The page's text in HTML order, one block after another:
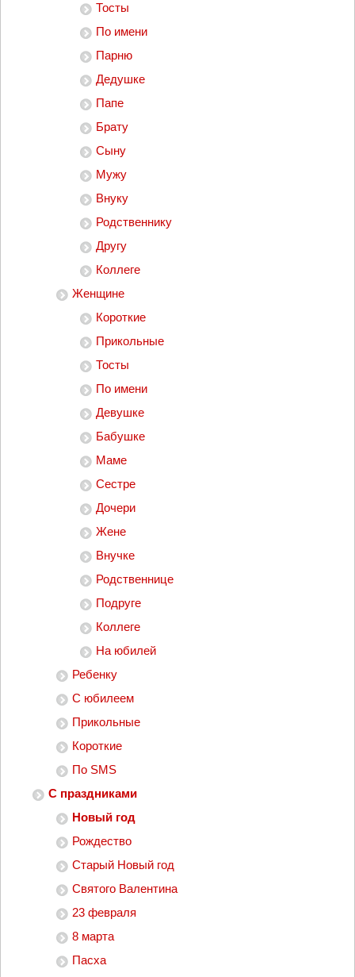
Тосты
По имени
Парню
Дедушке
Папе
Брату
Сыну
Мужу
Внуку
Родственнику
Другу
Коллеге
Женщине
Короткие
Прикольные
Тосты
По имени
Девушке
Бабушке
Маме
Сестре
Дочери
Жене
Внучке
Родственнице
Подруге
Коллеге
На юбилей
Ребенку
С юбилеем
Прикольные
Короткие
По SMS
С праздниками
Новый год
Рождество
Старый Новый год
Святого Валентина
23 февраля
8 марта
Пасха